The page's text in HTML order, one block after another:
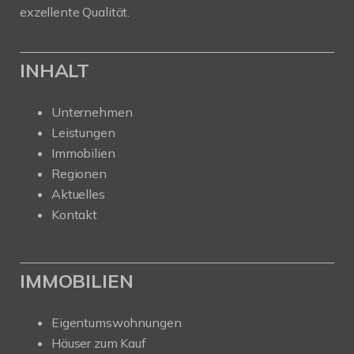
exzellente Qualität.
INHALT
Unternehmen
Leistungen
Immobilien
Regionen
Aktuelles
Kontakt
IMMOBILIEN
Eigentumswohnungen
Häuser zum Kauf